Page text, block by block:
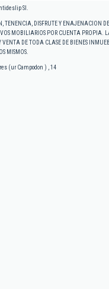
Sl.
TENENCIA, DISFRUTE Y ENAJENACION
MOBILIARIOS POR CUENTA PROPIA.
DE TODA CLASE DE BIENES
MISMOS.
(ur Campodon ) , 14